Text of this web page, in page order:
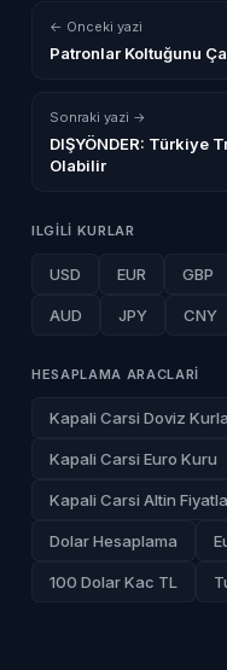
← Onceki yazi
Patronlar Koltuğunu
Sonraki yazi →
DIŞYÖNDER: Türkiye
Olabilir
ILGILI KURLAR
USD EUR GBP
AUD JPY CNY
HESAPLAMA ARACLARI
Kapali Carsi Doviz
Kapali Carsi Euro Kuru
Kapali Carsi Altin
Dolar Hesaplama
100 Dolar Kac TL